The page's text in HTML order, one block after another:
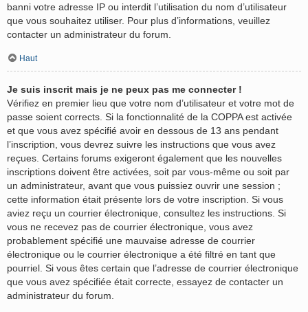
banni votre adresse IP ou interdit l’utilisation du nom d’utilisateur
que vous souhaitez utiliser. Pour plus d’informations, veuillez
contacter un administrateur du forum.
Haut
Je suis inscrit mais je ne peux pas me connecter !
Vérifiez en premier lieu que votre nom d’utilisateur et votre mot de
passe soient corrects. Si la fonctionnalité de la COPPA est activée
et que vous avez spécifié avoir en dessous de 13 ans pendant
l’inscription, vous devrez suivre les instructions que vous avez
reçues. Certains forums exigeront également que les nouvelles
inscriptions doivent être activées, soit par vous-même ou soit par
un administrateur, avant que vous puissiez ouvrir une session ;
cette information était présente lors de votre inscription. Si vous
aviez reçu un courrier électronique, consultez les instructions. Si
vous ne recevez pas de courrier électronique, vous avez
probablement spécifié une mauvaise adresse de courrier
électronique ou le courrier électronique a été filtré en tant que
pourriel. Si vous êtes certain que l’adresse de courrier électronique
que vous avez spécifiée était correcte, essayez de contacter un
administrateur du forum.